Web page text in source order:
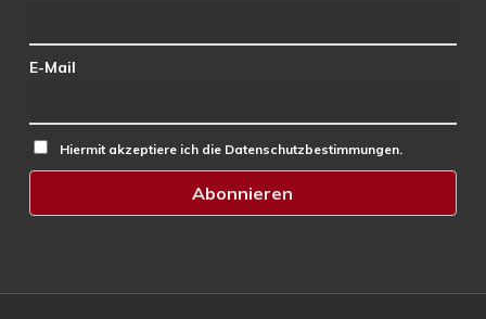
E-Mail
Hiermit akzeptiere ich die Datenschutzbestimmungen.